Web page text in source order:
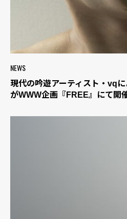
NEWS
現代の吟遊アーティスト・vq
がWWW企画『FREE』にて開